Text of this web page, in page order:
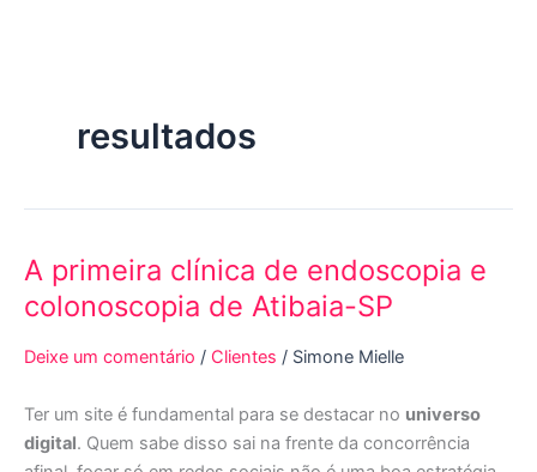
resultados
A primeira clínica de endoscopia e
colonoscopia de Atibaia-SP
Deixe um comentário / Clientes / Simone Mielle
Ter um site é fundamental para se destacar no universo
digital. Quem sabe disso sai na frente da concorrência
A
primeira
clínica
de
e
colonoscopia
de